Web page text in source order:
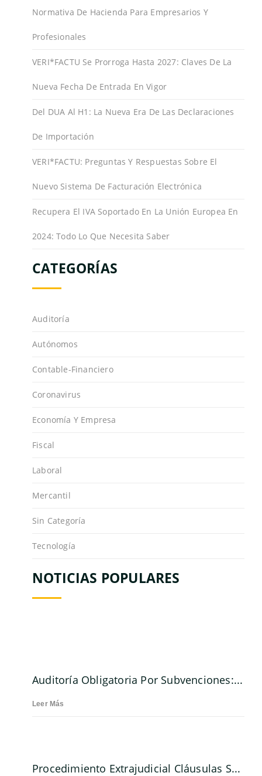
Normativa De Hacienda Para Empresarios Y
Profesionales
VERI*FACTU Se Prorroga Hasta 2027: Claves De La
Nueva Fecha De Entrada En Vigor
Del DUA Al H1: La Nueva Era De Las Declaraciones
De Importación
VERI*FACTU: Preguntas Y Respuestas Sobre El
Nuevo Sistema De Facturación Electrónica
Recupera El IVA Soportado En La Unión Europea En
2024: Todo Lo Que Necesita Saber
CATEGORÍAS
Auditoría
Autónomos
Contable-Financiero
Coronavirus
Economía Y Empresa
Fiscal
Laboral
Mercantil
Sin Categoría
Tecnología
NOTICIAS POPULARES
Auditoría Obligatoria Por Subvenciones:...
Leer Más
Procedimiento Extrajudicial Cláusulas S...